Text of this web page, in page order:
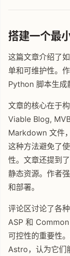
搭建一个最
这篇文章介绍了
单和可维护性。
Python 脚本生成
文章的核心在于
Viable Blog,
Markdown 文件
这种方法避免了
性。文章还提到
静态资源。作者
和部署。
评论区讨论了各
ASP 和
可控性的重要性
Astro，认为它们